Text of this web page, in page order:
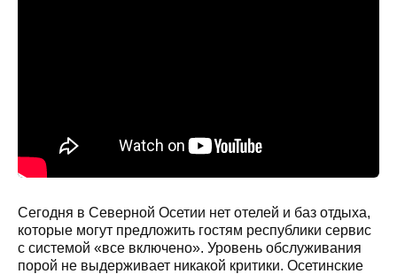
Сегодня в Северной Осетии нет отелей и баз отдыха,
которые могут предложить гостям республики сервис
с системой «все включено». Уровень обслуживания
порой не выдерживает никакой критики. Осетинские